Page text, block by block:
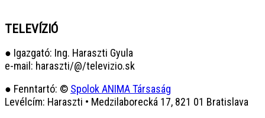
TELEVÍZIÓ
● Igazgató: Ing. Haraszti Gyula
e-mail: haraszti/@/televizio.sk
● Fenntartó: © Spolok ANIMA Társaság
Levélcím: Haraszti • Medzilaborecká 17, 821 01 Bratislava